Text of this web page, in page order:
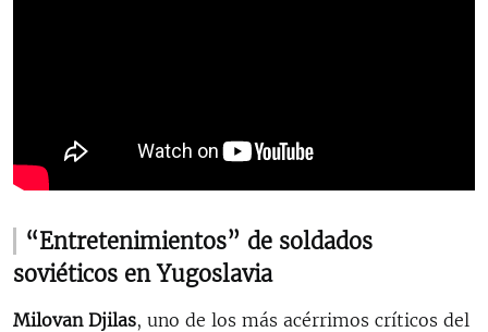
“Entretenimientos” de soldados
soviéticos en Yugoslavia
Milovan Djilas, uno de los más acérrimos críticos del